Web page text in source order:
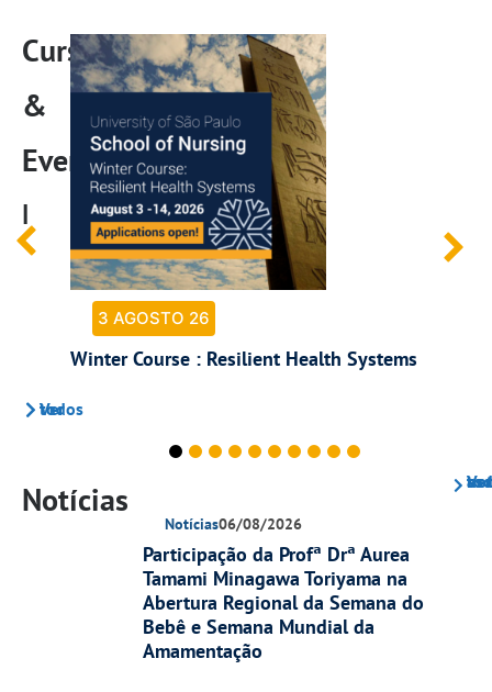
Cursos
&
Eventos
|
Ver todos
3 AGOSTO 26
Winter Course : Resilient Health Systems
Notícias
Notícias06/08/2026
Participação da Profª Drª Aurea
Tamami Minagawa Toriyama na
Abertura Regional da Semana do
Bebê e Semana Mundial da
Amamentação
Ver